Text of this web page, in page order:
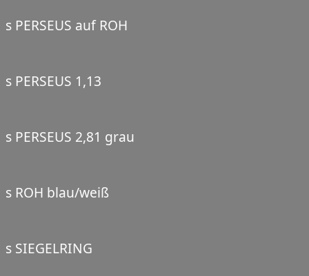
s PERSEUS auf ROH
s PERSEUS 1,13
s PERSEUS 2,81 grau
s ROH blau/weiß
s SIEGELRING